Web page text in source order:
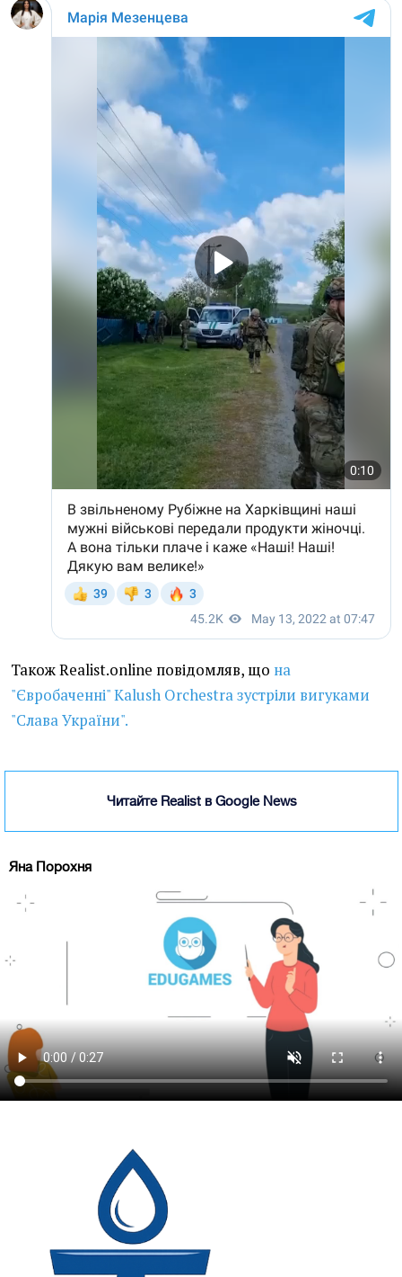
Також Realist.online повідомляв, що на
"Євробаченні" Kalush Orchestra зустріли вигуками
"Слава України".
Читайте Realist в Google News
Яна Порохня